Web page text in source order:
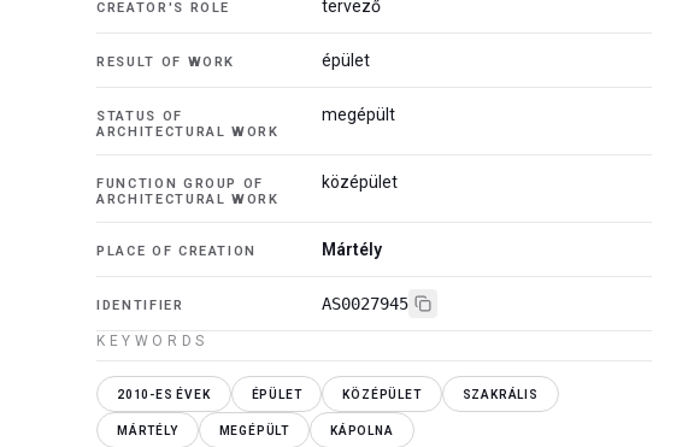
CREATOR'S ROLE tervező
RESULT OF WORK épület
STATUS OF
ARCHITECTURAL WORK
megépült
FUNCTION GROUP OF
ARCHITECTURAL WORK
középület
PLACE OF CREATION Mártély
IDENTIFIER AS0027945
KEYWORDS
2010-ES ÉVEK ÉPÜLET KÖZÉPÜLET SZAKRÁLIS
MÁRTÉLY MEGÉPÜLT KÁPOLNA